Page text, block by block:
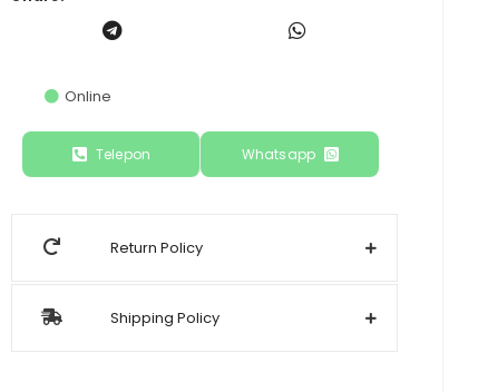
Online
Telepon Whatsapp
Return Policy
Shipping Policy